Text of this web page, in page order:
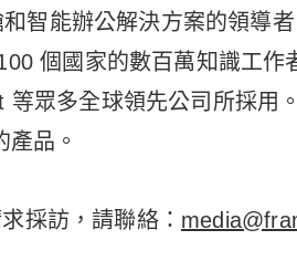
智能辦公解決方案的領導
個國家的數百萬知識工作
等眾多全球領先公司所採用
品。
採訪，請聯絡：